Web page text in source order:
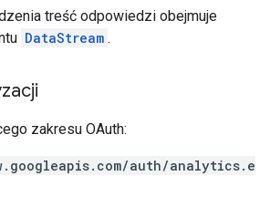
treść odpowiedzi obejmuje
DataStream .
zakresu OAuth:
auth/analytics.e